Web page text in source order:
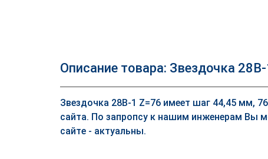
Описание товара: Звездочка
Звездочка 28B-1 Z=76 имеет шаг 44,45 мм,
сайта. По запропсу к нашим инженерам Вы
сайте - актуальны.